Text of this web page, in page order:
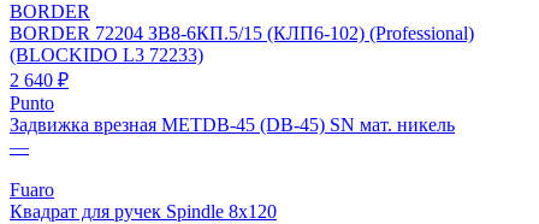
BORDER
BORDER 72204 ЗВ8-6КП.5/15 (КЛП6-102) (Professional)
(BLOCKIDO L3 72233)
2 640 ₽
Punto
Задвижка врезная METDB-45 (DB-45) SN мат. никель
—
Fuaro
Квадрат для ручек Spindle 8х120